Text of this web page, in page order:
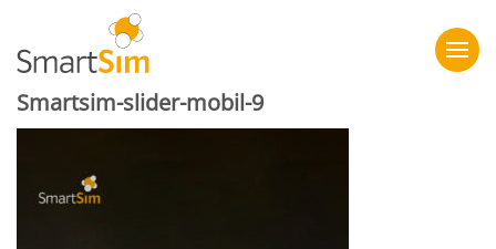
Smartsim-slider-mobil-9